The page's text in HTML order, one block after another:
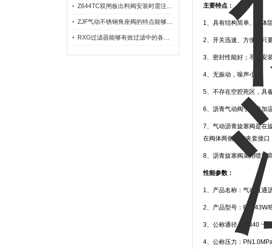
Z644TC双闸板出料阀安装时需注意哪些事项？
ZJF气动不锈钢角座阀的特点能够稳定地控制介质流量
RXG过滤器能够有效过滤中的各种杂质
主要特点：
1、具有结构简单、流体
2、开关迅速、方便，只
3、密封性能好；不受安
4、无振动，噪声小。
5、不存在空腔死区，具
6、沥青气动阀于沥青加
7、气动沥青旋塞阀是在
在阀体两侧装有夹套接口
8、沥青旋塞阀采用喷涂
性能参数：
1、产品名称：气动直通
2、产品型号：BX643W/
3、公称通径：DN40 ~
4、公称压力：